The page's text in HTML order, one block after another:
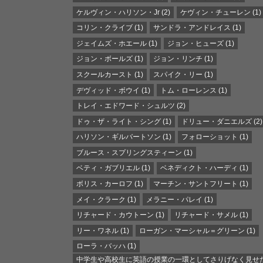
ケルヴィン・ハリソン・Jr (2) ケヴィン・チューレン (1)
コリン・クライブ (1) サンドラ・アンドレイス (1)
ジェイムズ・ホエール (1) ジョン・ヒューズ (1)
ジョン・ボールズ (1) ジョン・リンチ (1)
スクールカースト (1) スパイク・リー (1)
デヴィッド・ボウイ (1) トム・ローレンス (1)
トレイ・エドワード・シュルツ (2)
ドゥ・ザ・ライト・シング (1) ドリュー・ダニエルズ (2)
ハリソン・ギルバートソン (1) フォローショット (1)
ブルース・スプリングスティーン (1)
ベティ・ガブリエル (1) ベネディクト・ハーディ (1)
ボリス・カーロフ (1) マーチン・サントフリート (1)
メイ・クラーク (1) メラニー・パレイ (1)
リチャード・カウトーン (1) リチャード・サメル (1)
リー・ワネル (1) ローガン・マーシャル＝グリーン (1)
ローラ・バッハ (1)
中学生や高校生に英語の授業の一環としてさりげなく見せ